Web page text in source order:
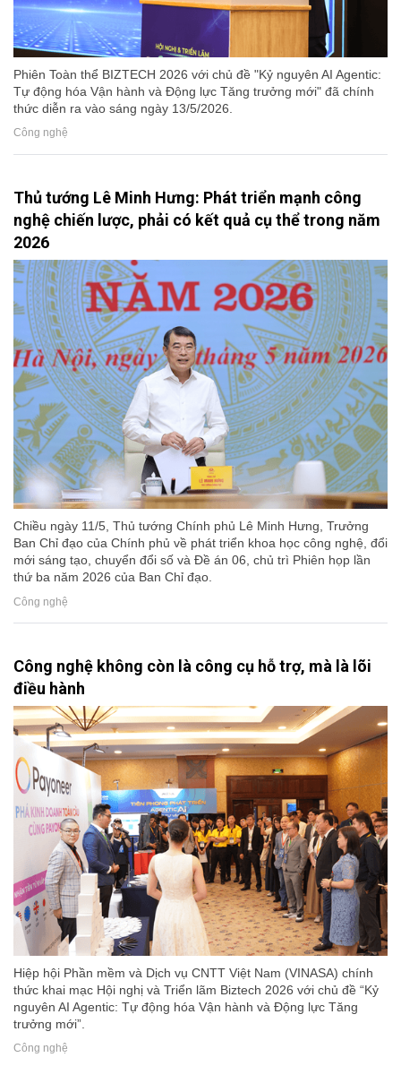
Phiên Toàn thể BIZTECH 2026 với chủ đề "Kỷ nguyên AI Agentic:
Tự động hóa Vận hành và Động lực Tăng trưởng mới" đã chính
thức diễn ra vào sáng ngày 13/5/2026.
Công nghệ
Thủ tướng Lê Minh Hưng: Phát triển mạnh công
nghệ chiến lược, phải có kết quả cụ thể trong năm
2026
Chiều ngày 11/5, Thủ tướng Chính phủ Lê Minh Hưng, Trưởng
Ban Chỉ đạo của Chính phủ về phát triển khoa học công nghệ, đổi
mới sáng tạo, chuyển đổi số và Đề án 06, chủ trì Phiên họp lần
thứ ba năm 2026 của Ban Chỉ đạo.
Công nghệ
Công nghệ không còn là công cụ hỗ trợ, mà là lõi
điều hành
Hiệp hội Phần mềm và Dịch vụ CNTT Việt Nam (VINASA) chính
thức khai mạc Hội nghị và Triển lãm Biztech 2026 với chủ đề “Kỷ
nguyên AI Agentic: Tự động hóa Vận hành và Động lực Tăng
trưởng mới”.
Công nghệ